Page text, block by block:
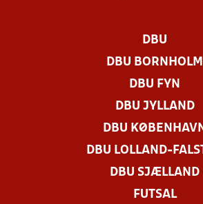
DBU
DBU BORNHOLM
DBU FYN
DBU JYLLAND
DBU KØBENHAVN
DBU LOLLAND-
DBU SJÆLLAND
FUTSAL